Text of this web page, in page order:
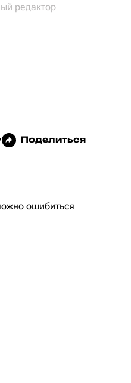
редактор
Поделиться